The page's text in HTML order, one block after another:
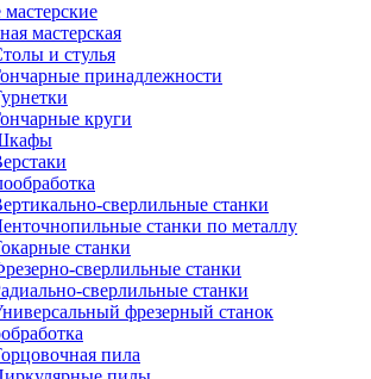
мастерская
и стулья
принадлежности
круги
сверлильные станки
станки по металлу
станки
сверлильные станки
сверлильные станки
фрезерный станок
пила